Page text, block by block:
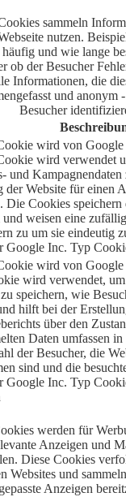
sammeln
nutzen.
und wie lange
ob der Besucher
Informationen, die
und anonym
Besucher
wird von
wird verwendet
und
der Website für einen
Die Cookies
und weisen eine
zu um sie eindeutig
Google Inc. Typ
wird von
wird verwendet,
speichern, wie
hilft bei der
über den
Daten umfassen
der Besucher, die
sind und die
Google Inc. Typ
werden für
Anzeigen und
Diese Cookies
Websites und
Anzeigen